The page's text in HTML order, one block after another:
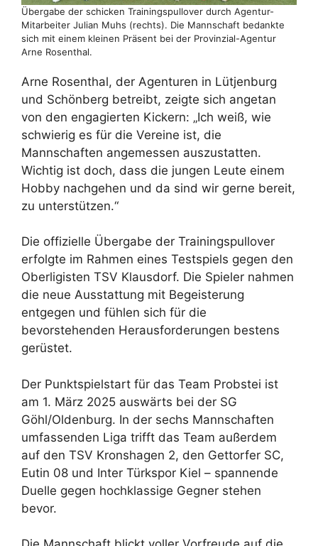
Übergabe der schicken Trainingspullover durch Agentur-
Mitarbeiter Julian Muhs (rechts). Die Mannschaft bedankte
sich mit einem kleinen Präsent bei der Provinzial-Agentur
Arne Rosenthal.
Arne Rosenthal, der Agenturen in Lütjenburg
und Schönberg betreibt, zeigte sich angetan
von den engagierten Kickern: „Ich weiß, wie
schwierig es für die Vereine ist, die
Mannschaften angemessen auszustatten.
Wichtig ist doch, dass die jungen Leute einem
Hobby nachgehen und da sind wir gerne bereit,
zu unterstützen.“
Die offizielle Übergabe der Trainingspullover
erfolgte im Rahmen eines Testspiels gegen den
Oberligisten TSV Klausdorf. Die Spieler nahmen
die neue Ausstattung mit Begeisterung
entgegen und fühlen sich für die
bevorstehenden Herausforderungen bestens
gerüstet.
Der Punktspielstart für das Team Probstei ist
am 1. März 2025 auswärts bei der SG
Göhl/Oldenburg. In der sechs Mannschaften
umfassenden Liga trifft das Team außerdem
auf den TSV Kronshagen 2, den Gettorfer SC,
Eutin 08 und Inter Türkspor Kiel – spannende
Duelle gegen hochklassige Gegner stehen
bevor.